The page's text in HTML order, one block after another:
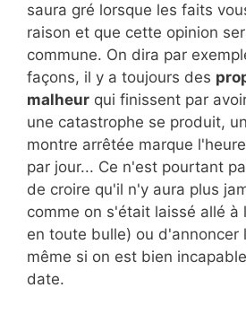
saura gré lorsque les faits
raison et que cette opinion
commune. On dira par
façons, il y a toujours des
malheur qui finissent par
une catastrophe se produit,
montre arrêtée marque
par jour... Ce n'est pourtant
de croire qu'il n'y aura plus
comme on s'était laissé allé à
en toute bulle) ou d'annoncer
même si on est bien
date.